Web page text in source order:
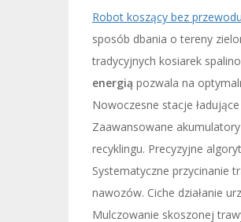
Robot koszący bez przewodu
sposób dbania o tereny
tradycyjnych kosiarek
energią pozwala na
Nowoczesne stacje
Zaawansowane
recyklingu. Precyzyjne
Systematyczne przycinanie
nawozów. Ciche działanie
Mulczowanie skoszonej